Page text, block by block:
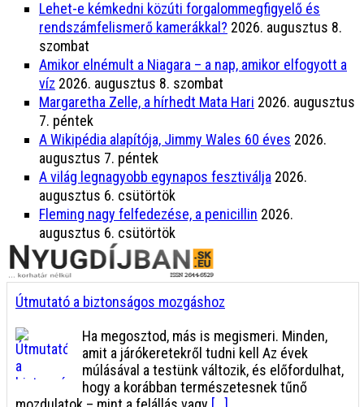
Lehet-e kémkedni közúti forgalommegfigyelő és
rendszámfelismerő kamerákkal? 2026. augusztus 8.
szombat
Amikor elnémult a Niagara – a nap, amikor elfogyott a
víz 2026. augusztus 8. szombat
Margaretha Zelle, a hírhedt Mata Hari 2026. augusztus
7. péntek
A Wikipédia alapítója, Jimmy Wales 60 éves 2026.
augusztus 7. péntek
A világ legnagyobb egynapos fesztiválja 2026.
augusztus 6. csütörtök
Fleming nagy felfedezése, a penicillin 2026.
augusztus 6. csütörtök
Útmutató a biztonságos mozgáshoz
Ha megosztod, más is megismeri. Minden,
amit a járókeretekről tudni kell Az évek
múlásával a testünk változik, és előfordulhat,
hogy a korábban természetesnek tűnő